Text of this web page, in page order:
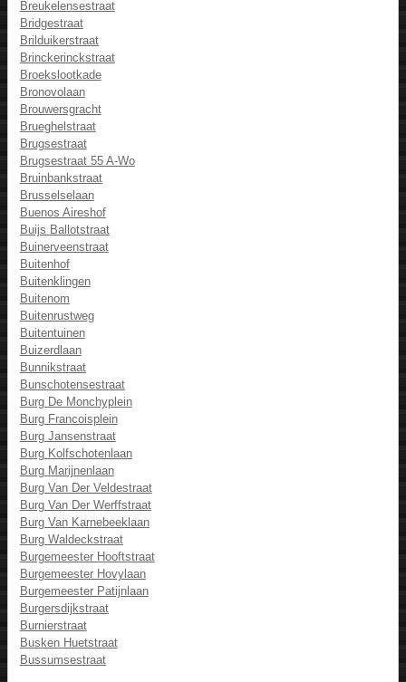
Breukelensestraat
Bridgestraat
Brilduikerstraat
Brinckerinckstraat
Broekslootkade
Bronovolaan
Brouwersgracht
Brueghelstraat
Brugsestraat
Brugsestraat 55 A-Wo
Bruinbankstraat
Brusselselaan
Buenos Aireshof
Buijs Ballotstraat
Buinerveenstraat
Buitenhof
Buitenklingen
Buitenom
Buitenrustweg
Buitentuinen
Buizerdlaan
Bunnikstraat
Bunschotensestraat
Burg De Monchyplein
Burg Francoisplein
Burg Jansenstraat
Burg Kolfschotenlaan
Burg Marijnenlaan
Burg Van Der Veldestraat
Burg Van Der Werffstraat
Burg Van Karnebeeklaan
Burg Waldeckstraat
Burgemeester Hooftstraat
Burgemeester Hovylaan
Burgemeester Patijnlaan
Burgersdijkstraat
Burnierstraat
Busken Huetstraat
Bussumsestraat